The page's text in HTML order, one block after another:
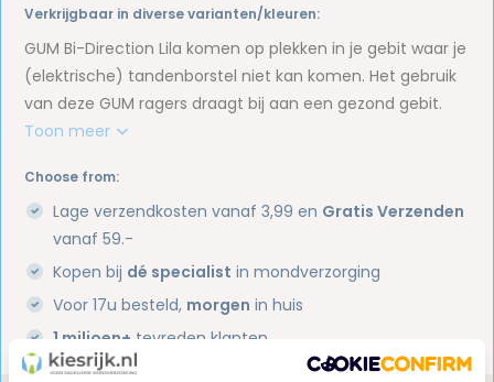
Verkrijgbaar in diverse varianten/kleuren:
GUM Bi-Direction Lila komen op plekken in je gebit waar je
(elektrische) tandenborstel niet kan komen. Het gebruik
van deze GUM ragers draagt bij aan een gezond gebit.
Toon meer
Choose from:
Lage verzendkosten vanaf 3,99 en Gratis Verzenden
vanaf 59.-
Kopen bij dé specialist in mondverzorging
Voor 17u besteld, morgen in huis
1 miljoen+ tevreden klanten